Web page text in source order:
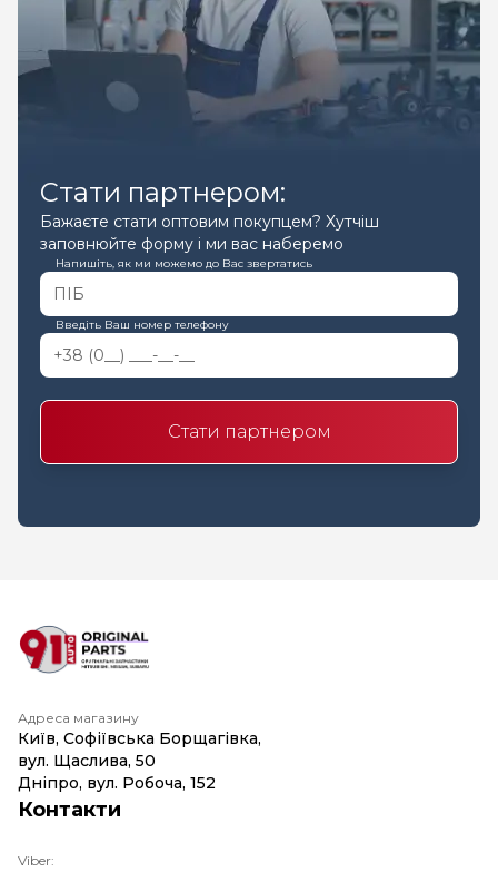
Стати партнером:
Бажаєте стати оптовим покупцем? Хутчіш
заповнюйте форму і ми вас наберемо
Напишіть, як ми можемо до Вас звертатись
Введіть Ваш номер телефону
Стати партнером
Адреса магазину
Київ, Софіївська Борщагівка,
вул. Щаслива, 50
Дніпро, вул. Робоча, 152
Контакти
Viber: